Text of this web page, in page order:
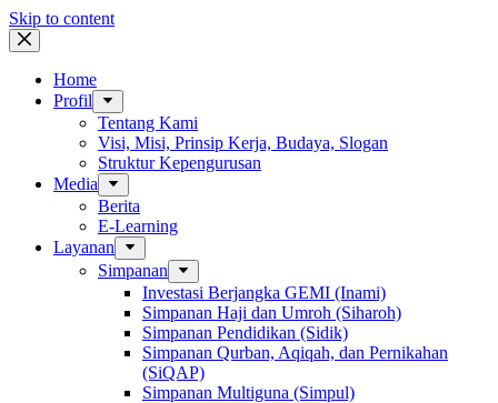
Skip to content
Home
Profil
Tentang Kami
Visi, Misi, Prinsip Kerja, Budaya, Slogan
Struktur Kepengurusan
Media
Berita
E-Learning
Layanan
Simpanan
Investasi Berjangka GEMI (Inami)
Simpanan Haji dan Umroh (Siharoh)
Simpanan Pendidikan (Sidik)
Simpanan Qurban, Aqiqah, dan Pernikahan
(SiQAP)
Simpanan Multiguna (Simpul)